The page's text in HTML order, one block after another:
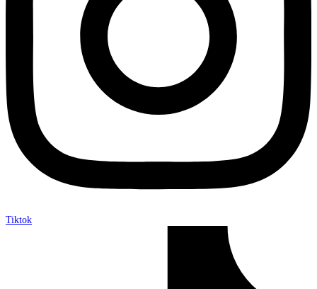
Tiktok